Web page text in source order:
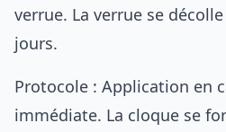
verrue. La verrue se
jours.
Protocole : Application en
immédiate. La cloque se